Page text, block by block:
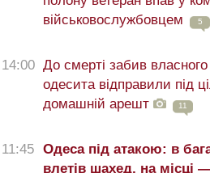
військовослужбовцем
5
14:00 До смерті забив
одесита відправили під
домашній арешт
11
11:45 Одеса під атакою: в
влетів шахед, на місці